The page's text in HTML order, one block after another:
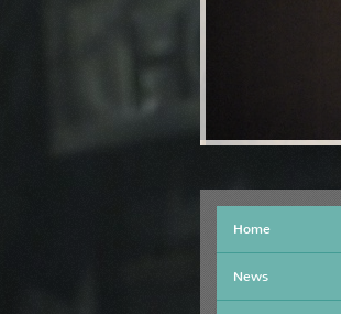
Home
News